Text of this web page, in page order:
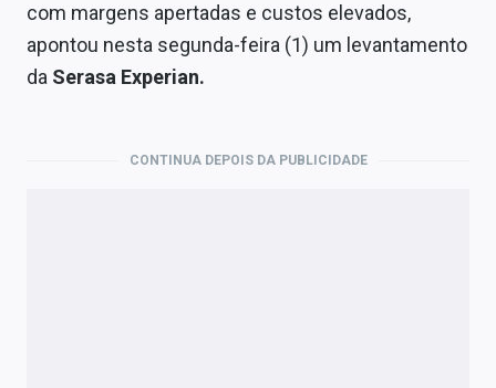
Brasil
Política
com margens apertadas e custos elevados,
apontou nesta segunda-feira (1) um levantamento
da Serasa Experian.
CONTINUA DEPOIS DA PUBLICIDADE